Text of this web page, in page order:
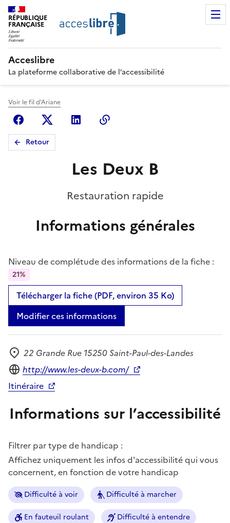
RÉPUBLIQUE
FRANÇAISE
Acceslibre
La plateforme collaborative de l’accessibilité
Voir le fil d'Ariane
FacebookX (anciennement Twitter)
Linkedin
Retour
Les Deux B
Restauration rapide
Informations générales
Niveau de complétude des informations de la fiche :
21%
Télécharger la fiche (PDF, environ 35 Ko)
Modifier ces informations
Adresse
22 Grande Rue 15250 Saint-Paul-des-Landes
Site internet
http://www.les-deux-b.com/
Itinéraire
Informations sur l’accessibilité
Filtrer par type de handicap :
Affichez uniquement les infos d'accessibilité qui vous
concernent, en fonction de votre handicap
Difficulté à voir Difficulté à marcher
En fauteuil roulant Difficulté à entendre